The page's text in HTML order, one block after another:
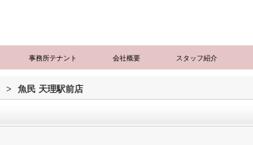
事務所テナント 会社概要 スタッフ紹介
> 魚民 天理駅前店